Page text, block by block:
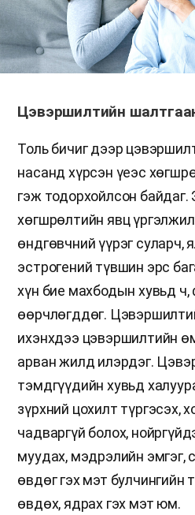
Цэвэршилтийн
Толь бичиг дээр
насанд хүрсэн үеэс
гэж тодорхойлсон байдаг.
хөгшрөлтийн явц
өндгөвчний үүрэг суларч,
эстрогений түвшин эрс
хүн бие махбодын хувьд ч,
өөрчлөгддөг.
ихэнхдээ цэвэршилтийн
арван жилд илэрдэг.
тэмдгүүдийн хувьд
зүрхний цохилт түргэсэх,
чадваргүй болох,
муудах, мэдрэлийн эмгэг,
өвдөг гэх мэт булчингийн
өвдөх, ядрах гэх мэт юм.